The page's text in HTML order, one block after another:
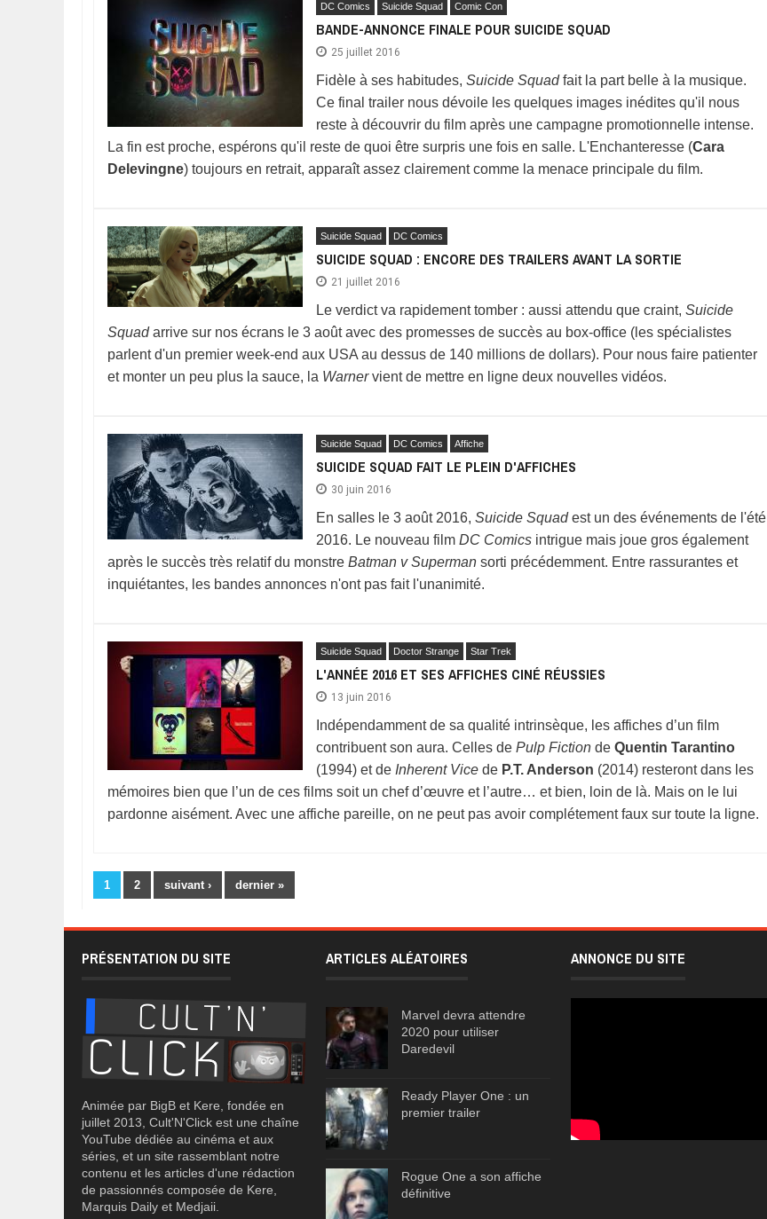
DC Comics Suicide Squad Comic Con
BANDE-ANNONCE FINALE POUR SUICIDE SQUAD
25 juillet 2016
Fidèle à ses habitudes, Suicide Squadfait la part belle à la musique.
Ce final trailer nous dévoile les quelques images inédites qu'il nous
reste à découvrir du film après une campagne promotionnelle intense.
La fin est proche, espérons qu'il reste de quoi être surpris une fois en salle. L'Enchanteresse (Cara
Delevingne) toujours en retrait, apparaît assez clairement comme la menace principale du film.
Suicide Squad DC Comics
SUICIDE SQUAD : ENCORE DES TRAILERS AVANT LA SORTIE
21 juillet 2016
Le verdict va rapidement tomber : aussi attendu que craint, Suicide
Squadarrive sur nos écrans le 3 août avec des promesses de succès au box-office (les spécialistes
parlent d'un premier week-end aux USA au dessus de 140 millions de dollars). Pour nous faire patienter
et monter un peu plus la sauce, la Warnervient de mettre en ligne deux nouvelles vidéos.
Suicide Squad DC Comics Affiche
SUICIDE SQUAD FAIT LE PLEIN D'AFFICHES
30 juin 2016
En salles le 3 août 2016, Suicide Squadest un des événements de l'été
2016. Le nouveau film DC Comics intrigue mais joue gros également
après le succès très relatif du monstre Batman v Superman sorti précédemment. Entre rassurantes et
inquiétantes, les bandes annonces n'ont pas fait l'unanimité.
Suicide Squad Doctor Strange Star Trek
L'ANNÉE 2016 ET SES AFFICHES CINÉ RÉUSSIES
13 juin 2016
Indépendamment de sa qualité intrinsèque, les affiches d’un film
contribuent son aura. Celles de Pulp Fiction de Quentin Tarantino
(1994) et de Inherent Vice de P.T. Anderson (2014) resteront dans les
mémoires bien que l’un de ces films soit un chef d’œuvre et l’autre… et bien, loin de là. Mais on le lui
pardonne aisément. Avec une affiche pareille, on ne peut pas avoir complétement faux sur toute la ligne.
1 2 suivant › dernier »
PRÉSENTATION DU SITE
Animée par BigB et Kere, fondée en
juillet 2013, Cult'N'Click est une chaîne
YouTube dédiée au cinéma et aux
séries, et un site rassemblant notre
contenu et les articles d'une rédaction
de passionnés composée de Kere,
Marquis Daily et Medjaii.
ARTICLES ALÉATOIRES
Marvel devra attendre
2020 pour utiliser
Daredevil
Ready Player One : un
premier trailer
Rogue One a son affiche
définitive
ANNONCE DU SITE